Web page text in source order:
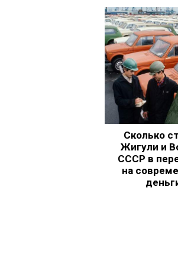
Сколько
Жигули и
СССР в
на